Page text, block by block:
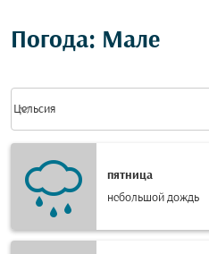
Погода: Мале
Цельсия
keyboard_arrow_down
пятница
небольшой дождь